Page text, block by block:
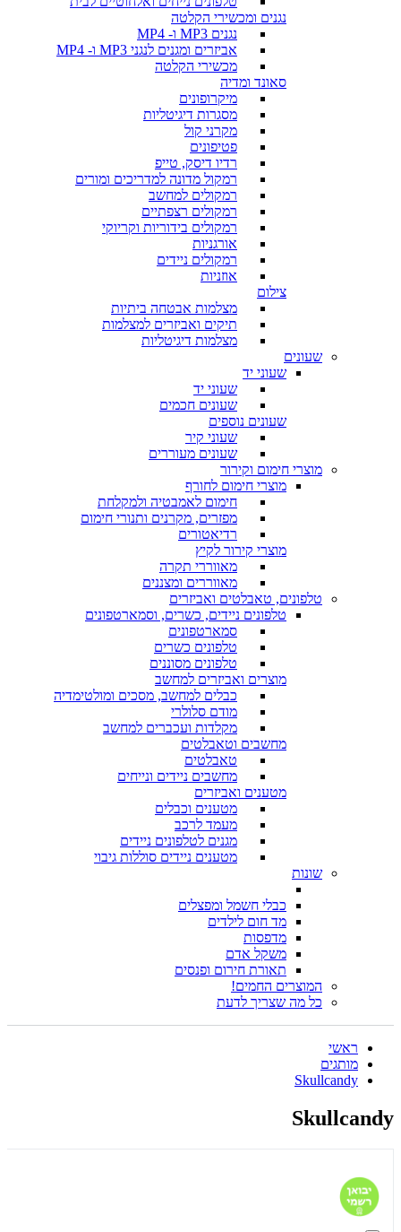
נגנים ומכשירי הקלטה
נגנים MP3 ו- MP4
אביזרים ומגנים לנגני MP3 ו- MP4
מכשירי הקלטה
סאונד ומדיה
מיקרופונים
מסגרות דיגיטליות
מקרני קול
פטיפונים
רדיו דיסק, טייפ
רמקול מדונה למדריכים ומורים
רמקולים למחשב
רמקולים רצפתיים
רמקולים בידוריות וקריוקי
אורגניות
רמקולים ניידים
אוזניות
צילום
מצלמות אבטחה ביתיות
תיקים ואביזרים למצלמות
מצלמות דיגיטליות
שעונים
שעוני יד
שעוני יד
שעונים חכמים
שעונים נוספים
שעוני קיר
שעונים מעוררים
מוצרי חימום וקירור
מוצרי חימום לחורף
חימום לאמבטיה ולמקלחת
מפזרים, מקרנים ותנורי חימום
רדיאטורים
מוצרי קירור לקיץ
מאווררי תקרה
מאווררים ומצננים
טלפונים, טאבלטים ואביזרים
טלפונים ניידים, כשרים, וסמארטפונים
סמארטפונים
טלפונים כשרים
טלפונים מסוננים
מוצרים ואביזרים למחשב
כבלים למחשב, מסכים ומולטימדיה
מודם סלולרי
מקלדות ועכברים למחשב
מחשבים וטאבלטים
טאבלטים
מחשבים ניידים ונייחים
מטענים ואביזרים
מטענים וכבלים
מעמד לרכב
מגנים לטלפונים ניידים
מטענים ניידים סוללות גיבוי
שונות
כבלי חשמל ומפצלים
מד חום לילדים
מדפסות
משקל אדם
תאורת חירום ופנסים
המוצרים החמים!
כל מה שצריך לדעת
ראשי
מותגים
Skullcandy
Skullcandy